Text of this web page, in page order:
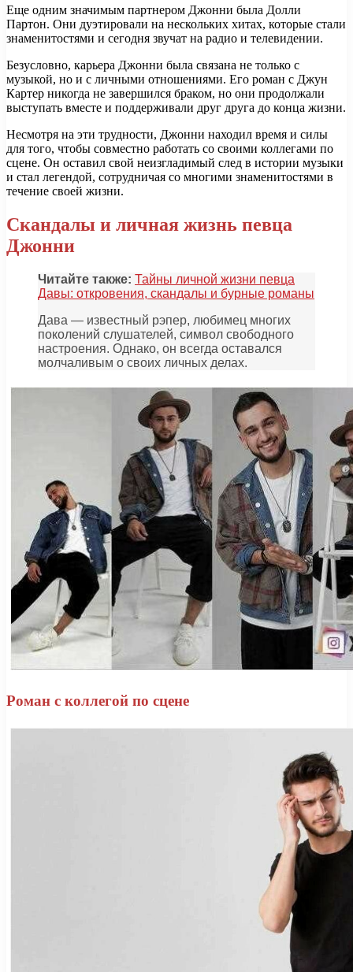
Еще одним значимым партнером Джонни была Долли
Партон. Они дуэтировали на нескольких хитах, которые стали
знаменитостями и сегодня звучат на радио и телевидении.
Безусловно, карьера Джонни была связана не только с
музыкой, но и с личными отношениями. Его роман с Джун
Картер никогда не завершился браком, но они продолжали
выступать вместе и поддерживали друг друга до конца жизни.
Несмотря на эти трудности, Джонни находил время и силы
для того, чтобы совместно работать со своими коллегами по
сцене. Он оставил свой неизгладимый след в истории музыки
и стал легендой, сотрудничая со многими знаменитостями в
течение своей жизни.
Скандалы и личная жизнь певца
Джонни
Читайте также: Тайны личной жизни певца
Давы: откровения, скандалы и бурные романы
Дава — известный рэпер, любимец многих
поколений слушателей, символ свободного
настроения. Однако, он всегда оставался
молчаливым о своих личных делах.
Роман с коллегой по сцене